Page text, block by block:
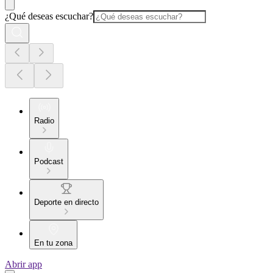
¿Qué deseas escuchar?
Radio
Podcast
Deporte en directo
En tu zona
Abrir app